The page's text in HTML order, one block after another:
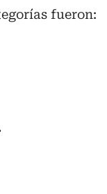
fueron: